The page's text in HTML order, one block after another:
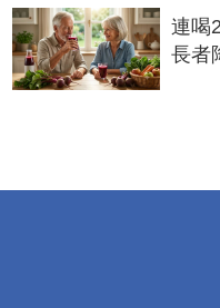
連喝
長者